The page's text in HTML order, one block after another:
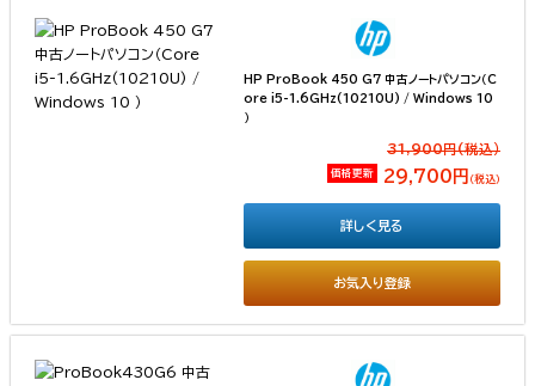
HP ProBook 450 G7 中古ノートパソコン（C
ore i5-1.6GHz(10210U) / Windows 10
）
31,900円(税込）
価格更新 29,700円 （税込）
お気入り登録
詳しく見る